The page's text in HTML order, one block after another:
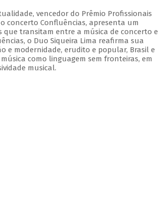
vencedor do Prêmio Profissionais
concerto Confluências, apresenta um
transitam entre a música de concerto e
o Duo Siqueira Lima reafirma sua
e modernidade, erudito e popular, Brasil e
como linguagem sem fronteiras, em
musical.